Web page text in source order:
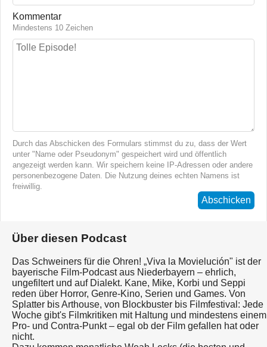
Kommentar
Mindestens 10 Zeichen
Durch das Abschicken des Formulars stimmst du zu, dass der Wert
unter "Name oder Pseudonym" gespeichert wird und öffentlich
angezeigt werden kann. Wir speichern keine IP-Adressen oder andere
personenbezogene Daten. Die Nutzung deines echten Namens ist
freiwillig.
Abschicken
Über diesen Podcast
Das Schweiners für die Ohren! „Viva la Movielución" ist der
bayerische Film-Podcast aus Niederbayern – ehrlich,
ungefiltert und auf Dialekt. Kane, Mike, Korbi und Seppi
reden über Horror, Genre-Kino, Serien und Games. Von
Splatter bis Arthouse, von Blockbuster bis Filmfestival: Jede
Woche gibt's Filmkritiken mit Haltung und mindestens einem
Pro- und Contra-Punkt – egal ob der Film gefallen hat oder
nicht.